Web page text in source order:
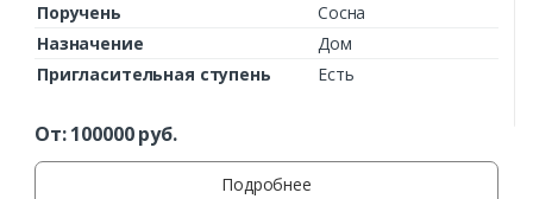
Поручень
Сосна
Назначение
Дом
Пригласительная ступень
Есть
От:100000руб.
Подробнее